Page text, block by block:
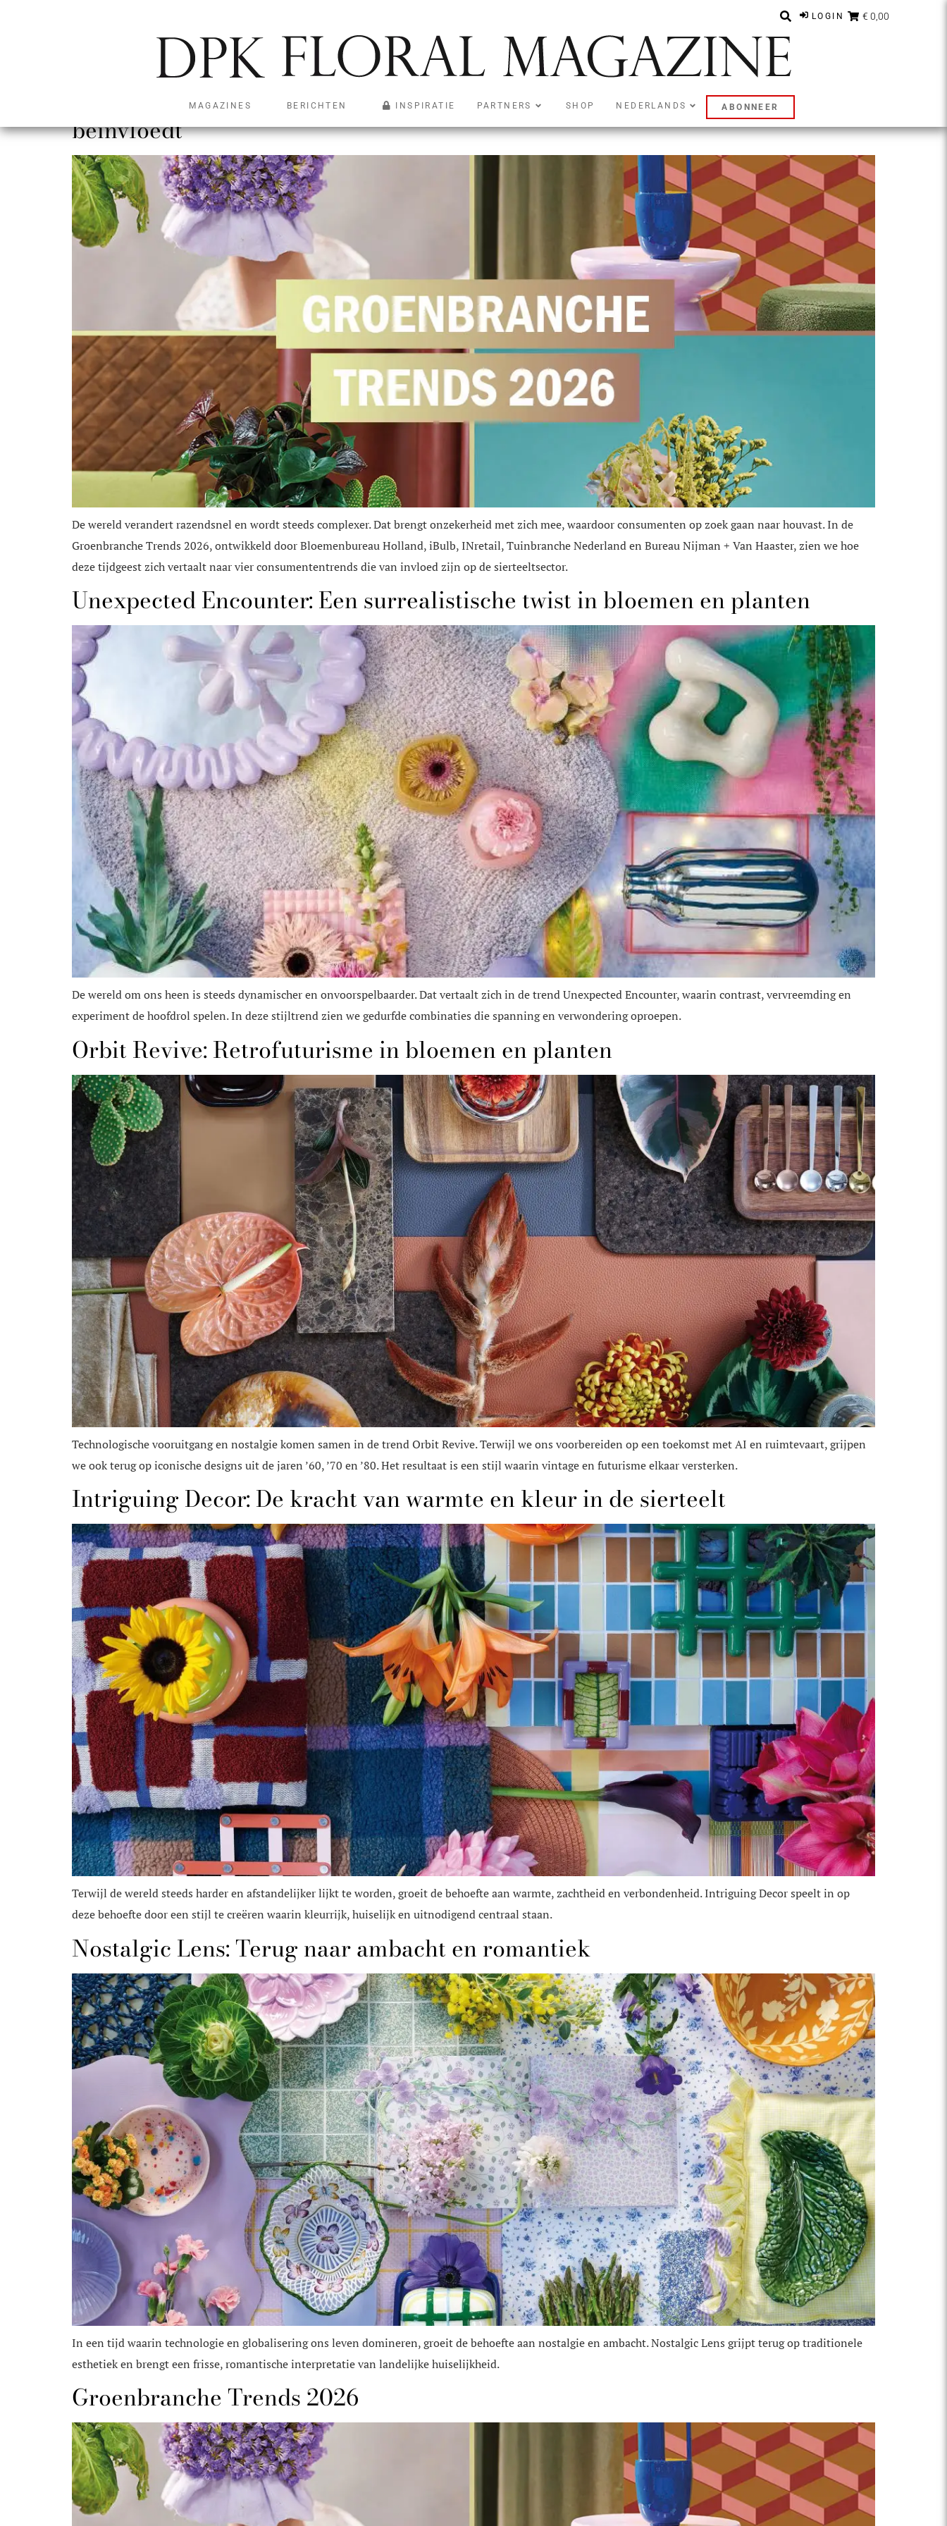
LOGIN € 0,00
MAGAZINES BERICHTEN INSPIRATIE PARTNERS SHOP NEDERLANDS ABONNEER
Groenbranche Trends 2026: Hoe de tijdgeest het consumentengedrag
beïnvloedt
De wereld verandert razendsnel en wordt steeds complexer. Dat brengt onzekerheid met zich mee, waardoor consumenten op zoek gaan naar houvast. In de
Groenbranche Trends 2026, ontwikkeld door Bloemenbureau Holland, iBulb, INretail, Tuinbranche Nederland en Bureau Nijman + Van Haaster, zien we hoe
deze tijdgeest zich vertaalt naar vier consumententrends die van invloed zijn op de sierteeltsector.
Unexpected Encounter: Een surrealistische twist in bloemen en planten
De wereld om ons heen is steeds dynamischer en onvoorspelbaarder. Dat vertaalt zich in de trend Unexpected Encounter, waarin contrast, vervreemding en
experiment de hoofdrol spelen. In deze stijltrend zien we gedurfde combinaties die spanning en verwondering oproepen.
Orbit Revive: Retrofuturisme in bloemen en planten
Technologische vooruitgang en nostalgie komen samen in de trend Orbit Revive. Terwijl we ons voorbereiden op een toekomst met AI en ruimtevaart, grijpen
we ook terug op iconische designs uit de jaren ’60, ’70 en ’80. Het resultaat is een stijl waarin vintage en futurisme elkaar versterken.
Intriguing Decor: De kracht van warmte en kleur in de sierteelt
Terwijl de wereld steeds harder en afstandelijker lijkt te worden, groeit de behoefte aan warmte, zachtheid en verbondenheid. Intriguing Decor speelt in op
deze behoefte door een stijl te creëren waarin kleurrijk, huiselijk en uitnodigend centraal staan.
Nostalgic Lens: Terug naar ambacht en romantiek
In een tijd waarin technologie en globalisering ons leven domineren, groeit de behoefte aan nostalgie en ambacht. Nostalgic Lens grijpt terug op traditionele
esthetiek en brengt een frisse, romantische interpretatie van landelijke huiselijkheid.
Groenbranche Trends 2026